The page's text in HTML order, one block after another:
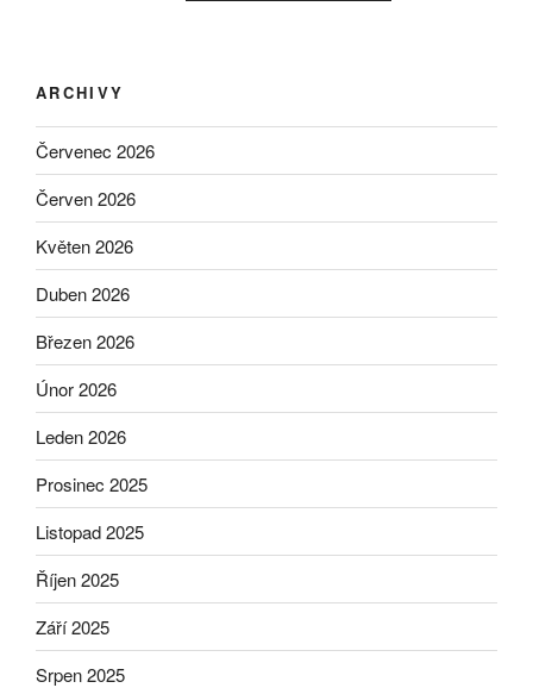
ARCHIVY
Červenec 2026
Červen 2026
Květen 2026
Duben 2026
Březen 2026
Únor 2026
Leden 2026
Prosinec 2025
Listopad 2025
Říjen 2025
Září 2025
Srpen 2025